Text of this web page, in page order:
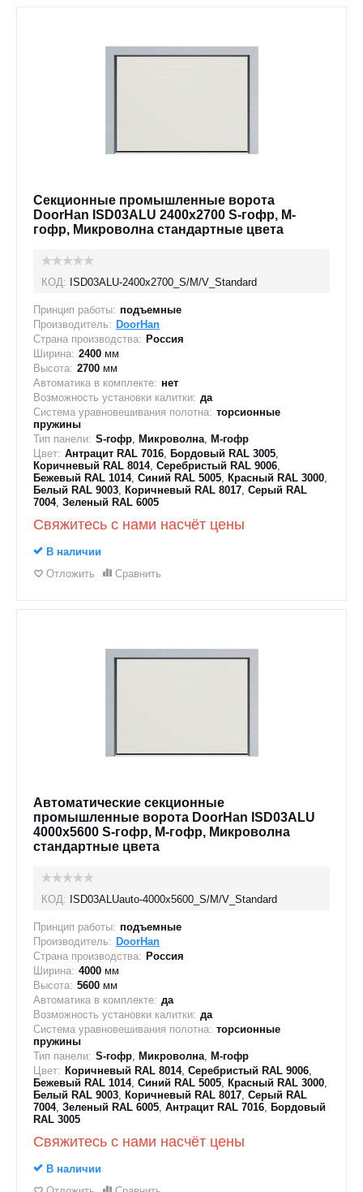
Секционные промышленные ворота
DoorHan ISD03ALU 2400x2700 S-гофр, M-
гофр, Микроволна стандартные цвета
КОД: ISD03ALU-2400х2700_S/M/V_Standard
Принцип работы: подъемные
Производитель: DoorHan
Страна производства: Россия
Ширина: 2400 мм
Высота: 2700 мм
Автоматика в комплекте: нет
Возможность установки калитки: да
Система уравновешивания полотна: торсионные
пружины
Тип панели: S-гофр, Микроволна, M-гофр
Цвет: Антрацит RAL 7016, Бордовый RAL 3005,
Коричневый RAL 8014, Серебристый RAL 9006,
Бежевый RAL 1014, Синий RAL 5005, Красный RAL 3000,
Белый RAL 9003, Коричневый RAL 8017, Серый RAL
7004, Зеленый RAL 6005
Свяжитесь с нами насчёт цены
В наличии
Отложить
Сравнить
Автоматические секционные
промышленные ворота DoorHan ISD03ALU
4000x5600 S-гофр, M-гофр, Микроволна
стандартные цвета
КОД: ISD03ALUauto-4000х5600_S/M/V_Standard
Принцип работы: подъемные
Производитель: DoorHan
Страна производства: Россия
Ширина: 4000 мм
Высота: 5600 мм
Автоматика в комплекте: да
Возможность установки калитки: да
Система уравновешивания полотна: торсионные
пружины
Тип панели: S-гофр, Микроволна, M-гофр
Цвет: Коричневый RAL 8014, Серебристый RAL 9006,
Бежевый RAL 1014, Синий RAL 5005, Красный RAL 3000,
Белый RAL 9003, Коричневый RAL 8017, Серый RAL
7004, Зеленый RAL 6005, Антрацит RAL 7016, Бордовый
RAL 3005
Свяжитесь с нами насчёт цены
В наличии